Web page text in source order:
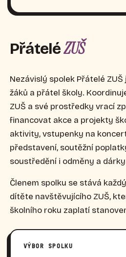
PřáteléZUŠ
Nezávislý spolek Přátelé
žáků a přátel školy.
ZUŠ a své prostředky vrací
financovat akce a projekty
aktivity, vstupenky na
představení, soutěžní
soustředění i odměny a
Členem spolku se stává
dítěte navštěvujícího ZUŠ,
školního roku zaplatí
VÝBOR SPOLKU